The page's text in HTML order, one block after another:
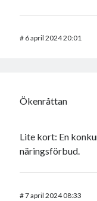
# 6 april 2024 20:01
Ökenråttan
Lite kort: En
näringsförbud.
#7 april 2024 08:33